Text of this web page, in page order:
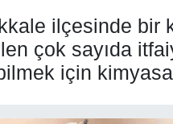
ilçesinde bir
çok sayıda
için